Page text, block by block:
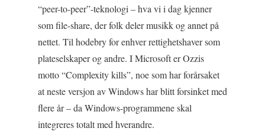
“peer-to-peer”-teknologi – hva vi i dag kjenner
som file-share, der folk deler musikk og annet på
nettet. Til hodebry for enhver rettighetshaver som
plateselskaper og andre. I Microsoft er Ozzis
motto “Complexity kills”, noe som har forårsaket
at neste versjon av Windows har blitt forsinket med
flere år – da Windows-programmene skal
integreres totalt med hverandre.